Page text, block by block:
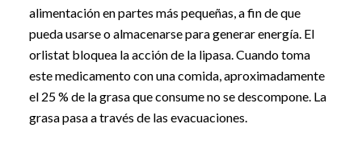
alimentación en partes más pequeñas, a fin de que
pueda usarse o almacenarse para generar energía. El
orlistat bloquea la acción de la lipasa. Cuando toma
este medicamento con una comida, aproximadamente
el 25 % de la grasa que consume no se descompone. La
grasa pasa a través de las evacuaciones.